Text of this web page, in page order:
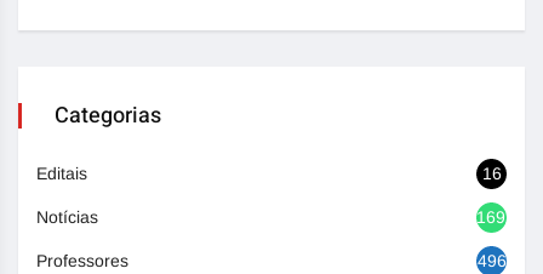
Categorias
Editais 16
Notícias 1692
Professores 496